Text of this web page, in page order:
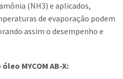
(NH3) e aplicados,
de evaporação podem
assim o desempenho e
MYCOM AB-X: